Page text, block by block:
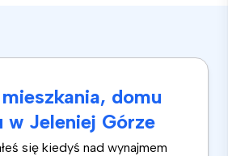
domu
w Jeleniej Górze
się kiedyś nad wynajmem